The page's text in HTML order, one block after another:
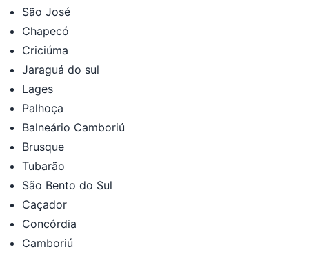
São José
Chapecó
Criciúma
Jaraguá do sul
Lages
Palhoça
Balneário Camboriú
Brusque
Tubarão
São Bento do Sul
Caçador
Concórdia
Camboriú